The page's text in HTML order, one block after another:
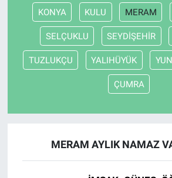
KONYA KULU MERAM
SELÇUKLU SEYDİŞEHİR
TUZLUKÇU YALIHÜYÜK
ÇUMRA
MERAM AYLIK NAMAZ